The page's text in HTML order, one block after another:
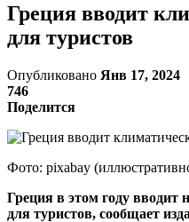
Греция вводит
для туристов
Опубликовано Янв 17, 2024
746
Поделится
Фото: pixabay
Греция в этом году вводит
для туристов, сообщает